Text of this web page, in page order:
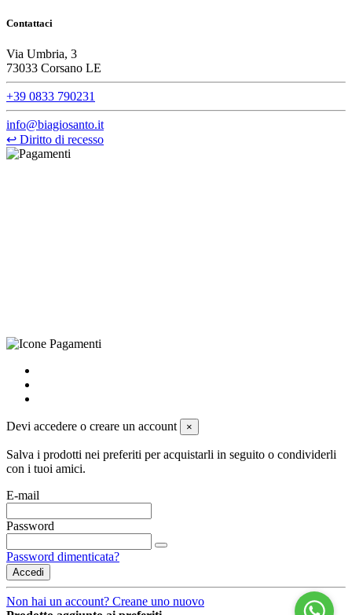
Contattaci
Via Umbria, 3
73033 Corsano LE
+39 0833 790231
info@biagiosanto.it
↩ Diritto di recesso
Devi accedere o creare un account ×
Salva i prodotti nei preferiti per acquistarli in seguito o condividerli
con i tuoi amici.
E-mail
Password
Password dimenticata?
Accedi
Non hai un account? Creane uno nuovo